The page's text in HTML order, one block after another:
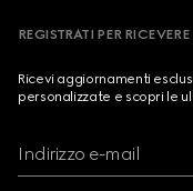
REGISTRATI PER
Ricevi aggiornamenti
personalizzate e scopri le
Indirizzo e-mail